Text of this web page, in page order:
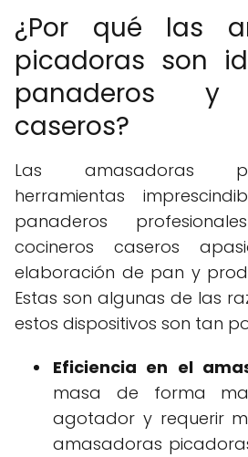
¿Por qué las
picadoras son
panaderos y
caseros?
Las amasadoras
herramientas
panaderos
cocineros caseros
elaboración de pan y
Estas son algunas de las
estos dispositivos son tan
Eficiencia en el
masa de forma
agotador y requerir
amasadoras